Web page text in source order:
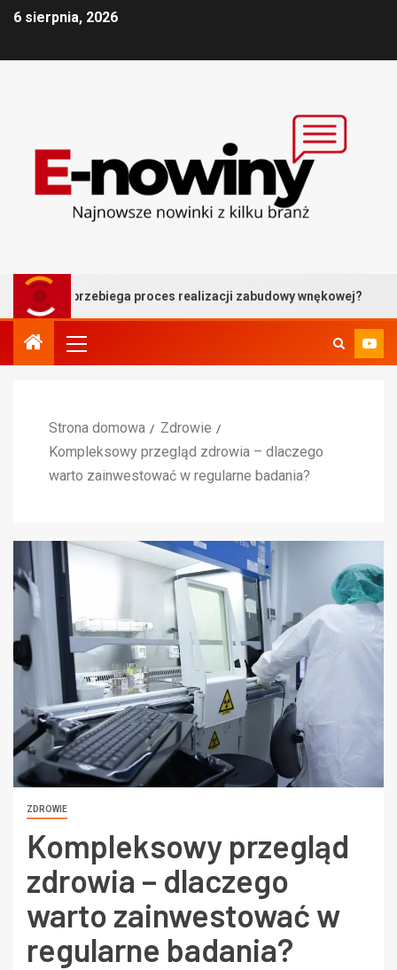
6 sierpnia, 2026
proces realizacji zabudowy wnękowej?
Strona domowa
Zdrowie
Kompleksowy przegląd zdrowia – dlaczego
warto zainwestować w regularne badania?
ZDROWIE
Kompleksowy przegląd
zdrowia – dlaczego
warto zainwestować w
regularne badania?